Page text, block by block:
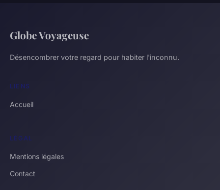
Globe Voyageuse
Désencombrer votre regard pour habiter l'inconnu.
LIENS
Accueil
LÉGAL
Mentions légales
Contact